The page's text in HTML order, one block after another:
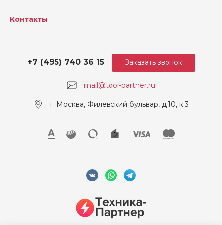
Контакты
mail@tool-partner.ru
+7 (495) 740 36 15
г. Москва, Филевский бульвар, д.10, к.3
Заказать звонок